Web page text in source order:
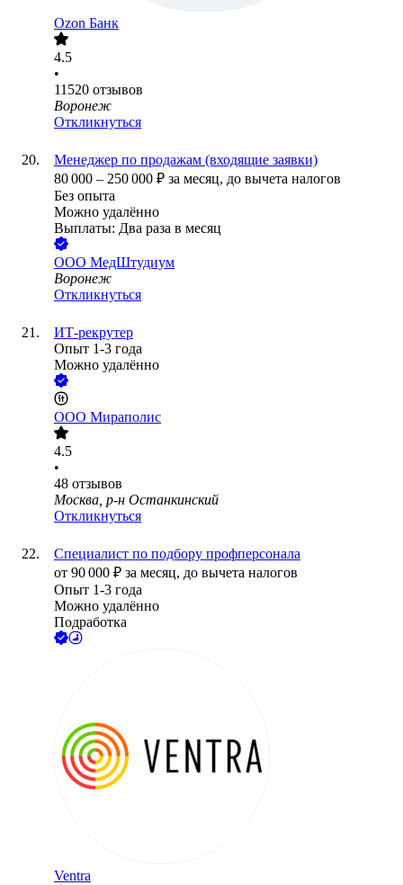
Ozon Банк
4.5
•
11520 отзывов
Воронеж
Откликнуться
Менеджер по продажам (входящие заявки)
80 000 – 250 000 ₽ за месяц, до вычета налогов
Без опыта
Можно удалённо
Выплаты: Два раза в месяц
ООО МедШтудиум
Воронеж
Откликнуться
ИТ-рекрутер
Опыт 1-3 года
Можно удалённо
ООО Мираполис
4.5
•
48 отзывов
Москва, р-н Останкинский
Откликнуться
Специалист по подбору профперсонала
от 90 000 ₽ за месяц, до вычета налогов
Опыт 1-3 года
Можно удалённо
Подработка
Ventra